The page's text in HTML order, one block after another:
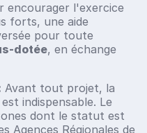
encourager l'exercice
forts, une aide
pour toute
dotée, en échange
Avant tout projet, la
est indispensable. Le
dont le statut est
Agences Régionales de